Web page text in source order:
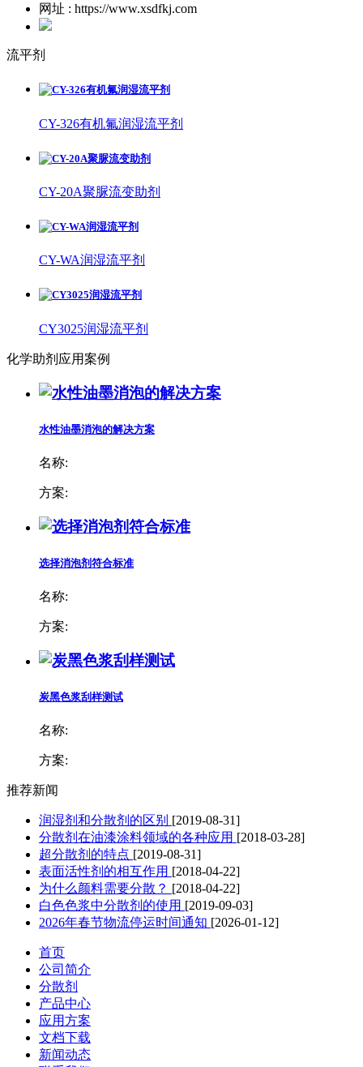
网址 : https://www.xsdfkj.com
流平剂
CY-326有机氟润湿流平剂
CY-20A聚脲流变助剂
CY-WA润湿流平剂
CY3025润湿流平剂
化学助剂应用案例
水性油墨消泡的解决方案
名称:
方案:
选择消泡剂符合标准
名称:
方案:
炭黑色浆刮样测试
名称:
方案:
推荐新闻
润湿剂和分散剂的区别 [2019-08-31]
分散剂在油漆涂料领域的各种应用 [2018-03-28]
超分散剂的特点 [2019-08-31]
表面活性剂的相互作用 [2018-04-22]
为什么颜料需要分散？ [2018-04-22]
白色色浆中分散剂的使用 [2019-09-03]
2026年春节物流停运时间通知 [2026-01-12]
首页
公司简介
分散剂
产品中心
应用方案
文档下载
新闻动态